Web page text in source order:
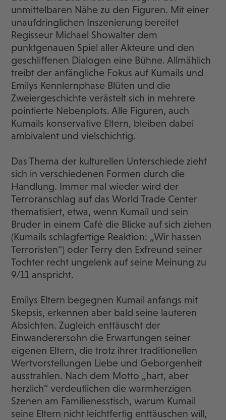
unmittelbaren Nähe zu den Figuren. Mit einer
unaufdringlichen Inszenierung bereitet
Regisseur Michael Showalter dem
punktgenauen Spiel aller Akteure und den
geschliffenen Dialogen eine Bühne. Allmählich
treibt der anfängliche Fokus auf Kumails und
Emilys Kennlernphase Blüten und die
Zweiergeschichte verästelt sich in mehrere
pointierte Nebenplots. Alle Figuren, auch
Kumails konservative Eltern, bleiben dabei
ambivalent und vielschichtig.
Das Thema der kulturellen Unterschiede zieht
sich in verschiedenen Formen durch die
Handlung. Immer mal wieder wird der
Terroranschlag auf das World Trade Center
thematisiert, etwa, wenn Kumail und sein
Bruder in einem Café die Blicke auf sich ziehen
(Kumails schlagfertige Reaktion: „Wir hassen
Terroristen“) oder Terry den Exfreund seiner
Tochter recht ungelenk auf seine Meinung zu
9/11 anspricht.
Emilys Eltern begegnen Kumail anfangs mit
Skepsis, erkennen aber bald seine lauteren
Absichten. Zugleich enttäuscht der
Einwanderersohn die Erwartungen seiner
eigenen Eltern, die trotz ihrer traditionellen
Wertvorstellungen Liebe und Geborgenheit
ausstrahlen. Nach dem Motto „hart, aber
herzlich“ verdeutlichen die warmherzigen
Szenen am Familienesstisch, warum Kumail
seine Eltern nicht leichtfertig enttäuschen will,